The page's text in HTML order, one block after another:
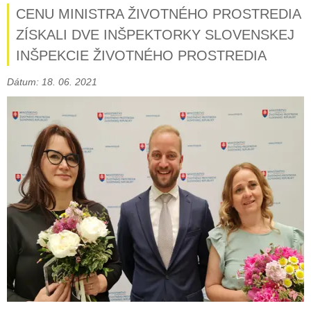
CENU MINISTRA ŽIVOTNÉHO PROSTREDIA
ZÍSKALI DVE INŠPEKTORKY SLOVENSKEJ
INŠPEKCIE ŽIVOTNÉHO PROSTREDIA
Dátum: 18. 06. 2021